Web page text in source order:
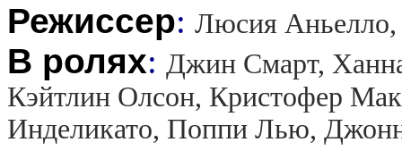
Режиссер: Люсия Аньелло,
В ролях: Джин Смарт,
Кэйтлин Олсон, Кристофер
Инделикато, Поппи Лью,